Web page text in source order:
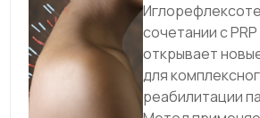
сочетании с
открывает
для
реабилитации